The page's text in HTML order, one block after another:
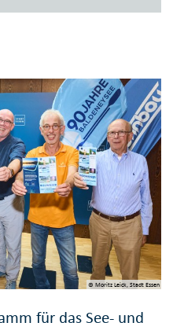
© Moritz Leick, Stadt Essen
für das See- und